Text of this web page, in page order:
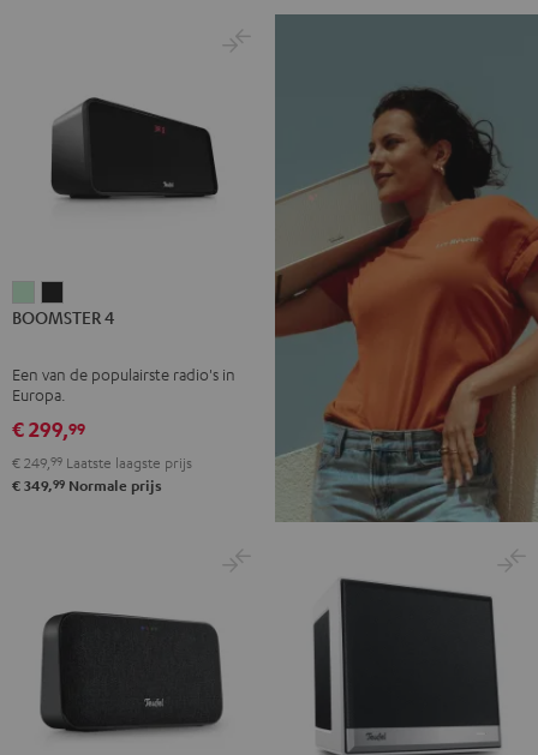
4
Green
4
black
BOOMSTER 4
Een van de populairste radio's in
Europa.
€ 299,99
€ 249, 99 Laatste laagste prijs
€ 349,99 Normale prijs